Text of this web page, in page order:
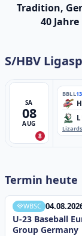
Tradition,
40
S/HBV
SA
08
AUG
8
BBLL
Termin heute
WBSC
U-23 Baseball
Group Germany